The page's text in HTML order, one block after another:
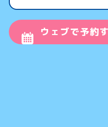
ウェブで予約